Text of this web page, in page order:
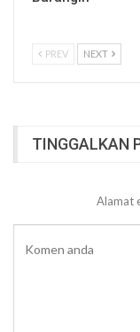
PREV NEXT
TINGGALKAN
Alamat